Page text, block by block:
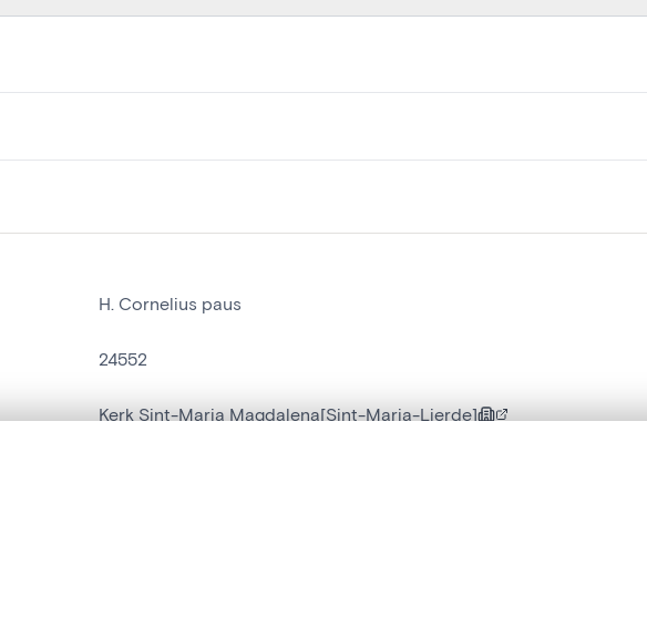
H. Cornelius paus
24552
Kerk Sint-Maria Magdalena[Sint-Maria-Lierde]